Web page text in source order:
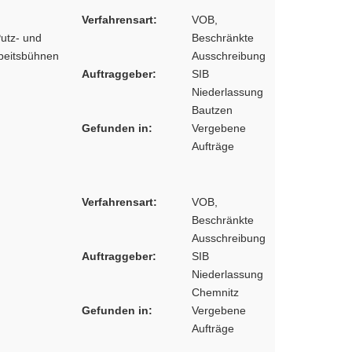
und
Verfahrensart:
VOB,
Beschränkte
Ausschreibung
Auftraggeber:
SIB
Niederlassung
Bautzen
Gefunden in:
Vergebene
Aufträge
Verfahrensart:
VOB,
Beschränkte
Ausschreibung
Auftraggeber:
SIB
Niederlassung
Chemnitz
Gefunden in:
Vergebene
Aufträge